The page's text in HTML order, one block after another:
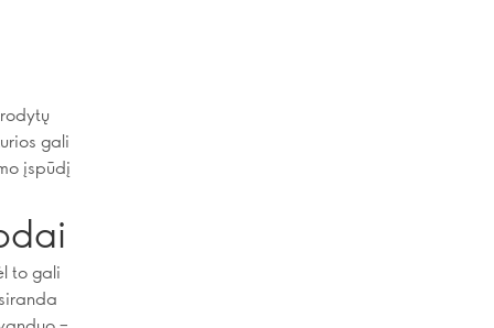
gali
įspūdį
to gali